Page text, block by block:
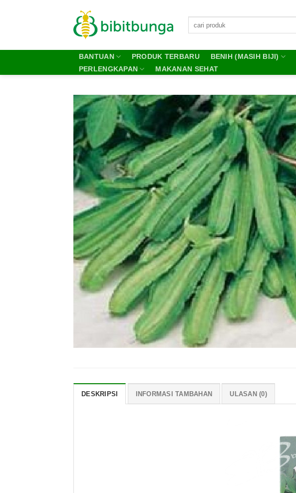
BANTUAN PRODUK TERBARU BENIH (MASIH BIJI)
PERLENGKAPAN
MAKANAN SEHAT
DESKRIPSI INFORMASI TAMBAHAN ULASAN (0)